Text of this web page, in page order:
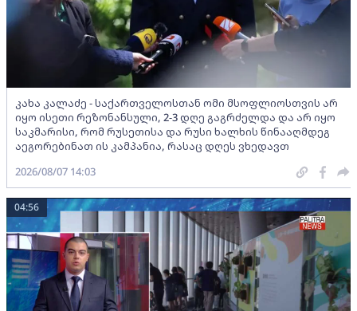
კახა კალაძე - საქართველოსთან ომი მსოფლიოსთვის არ
იყო ისეთი რეზონანსული, 2-3 დღე გაგრძელდა და არ იყო
საკმარისი, რომ რუსეთისა და რუსი ხალხის წინააღმდეგ
აეგორებინათ ის კამპანია, რასაც დღეს ვხედავთ
2026/08/07 14:03
04:56